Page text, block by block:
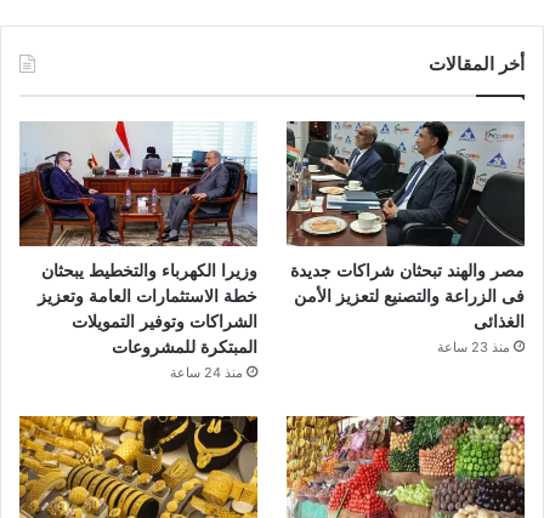
و
ك
أخر المقالات
مصر والهند تبحثان شراكات جديدة
فى الزراعة والتصنيع لتعزيز الأمن
الغذائى
منذ 23 ساعة
وزيرا الكهرباء والتخطيط يبحثان
خطة الاستثمارات العامة وتعزيز
الشراكات وتوفير التمويلات
المبتكرة للمشروعات
منذ 24 ساعة